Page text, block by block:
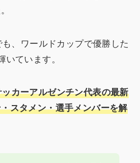
、ワールドカップで優勝した
いています。
ッカーアルゼンチン代表の最新
スタメン・選手メンバーを解